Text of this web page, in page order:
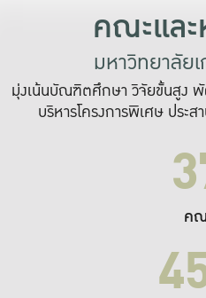
คณะแล
มหาวิทยาลัย
มุ่งเน้นบัณฑิตศึกษา วิจัยขั้นสูง พั
บริหารโครงการพิเศษ ประ
ค